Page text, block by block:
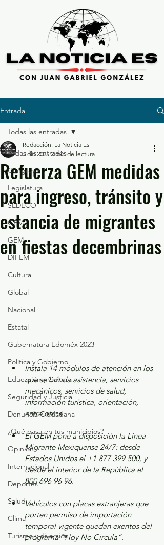
Entrada
Todas las entradas
Congreso
Legislatura
SEDECO
GEM
GEM
DIFEM
Cultura
Global
Nacional
Estatal
Gubernatura Edoméx 2023
Política y Gobierno
Educación y Cultura
Seguridad y Justicia
Denuncia Ciudadana
¿Qué pasa en tus municipios?
Opinión
Internacional
Deportes
Salud
Clima
Turismo y diversión
Todas las entradas
Refuerza GEM medidas
para ingreso, tránsito y
estancia de migrantes
en fiestas decembrinas
Redacción: La Noticia Es
3 dic 2025 2 min de lectura
Instala 14 módulos de atención en los
que se brinda asistencia, servicios
mecánicos, servicios de salud,
información turística, orientación,
entre otros.
El GEM pone a disposición la Línea
Migrante Mexiquense 24/7: desde
Estados Unidos el +1 877 399 500, y
desde el interior de la República el
800 696 96 96.
Vehículos con placas extranjeras que
porten permiso de importación
temporal vigente quedan exentos del
programa “Hoy No Circula”.